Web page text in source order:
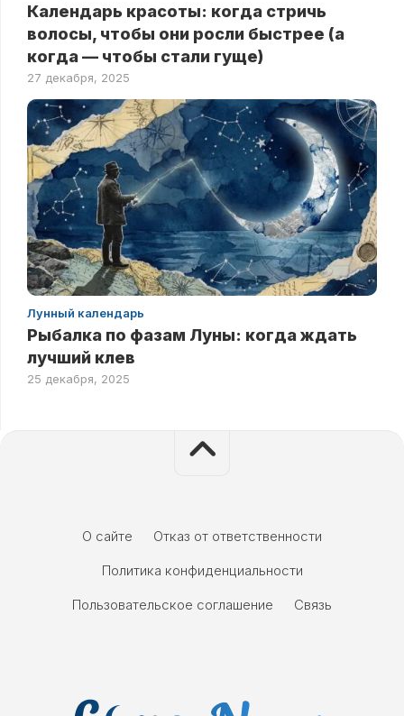
Календарь красоты: когда стричь
волосы, чтобы они росли быстрее (а
когда — чтобы стали гуще)
27 декабря, 2025
Лунный календарь
Рыбалка по фазам Луны: когда ждать
лучший клев
25 декабря, 2025
О сайте
Отказ от ответственности
Политика конфиденциальности
Пользовательское соглашение
Связь